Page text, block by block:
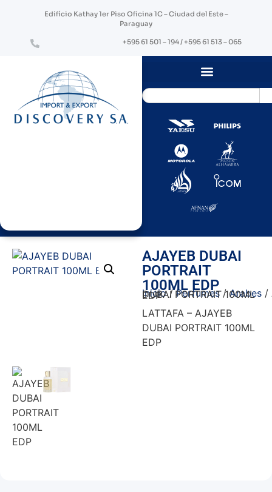
Edifício Kathay 1er Piso Oficina 1C – Ciudad del Este –
Paraguay
+595 61 501 – 194 / +595 61 513 – 065
AJAYEB DUBAI
PORTRAIT
100ML EDP
Inicio/Perfumes/Arabes
/ AJAYEB DUBAI PORTRAIT 100ML EDP
LATTAFA – AJAYEB
DUBAI PORTRAIT 100ML
EDP